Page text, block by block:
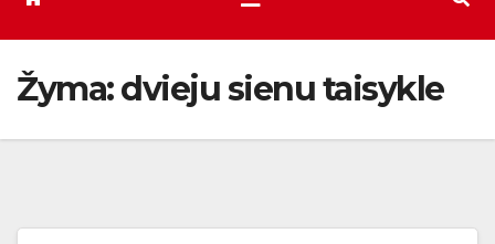
Žyma:dvieju sienu taisykle